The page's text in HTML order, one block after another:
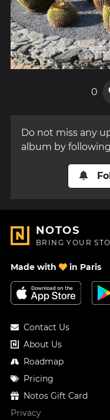
0
Do not miss any
album by
NOTOS
BRING YOUR
Made with in Paris
Contact Us
About Us
Roadmap
Pricing
Notos Gift Card
Privacy